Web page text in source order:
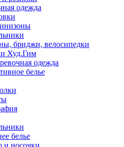
одежда
бриджи, велосипедки
Худ.Гим
одежда
белье
белье
и носочки